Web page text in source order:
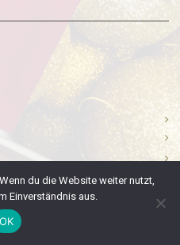
du die Website weiter nutzt,
Einverständnis aus.
OK